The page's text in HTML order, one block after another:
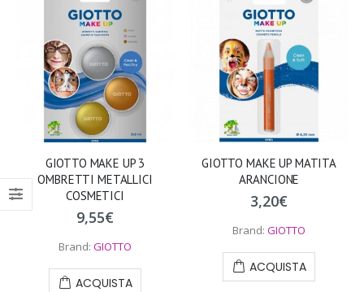
GIOTTO MAKE UP 3
OMBRETTI METALLICI
COSMETICI
9,55€
Brand: GIOTTO
ACQUISTA
GIOTTO MAKE UP MATITA
ARANCIONE
3,20€
Brand: GIOTTO
ACQUISTA